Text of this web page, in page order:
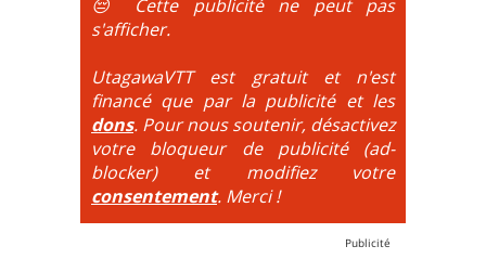
DH / Gravity : Seule la descente se passe sur le vélo.
La montée est faite via navette ou remontée
mécanique. La difficulté de la descente est indiquée
par des couleurs lorsqu'il s'agit de bikeparks. Vélo
tout suspendu et protections du corps obligatoires.
😔 Cette publicité ne peut pas
s'afficher.
UtagawaVTT est gratuit et n'est
financé que par la publicité et les
dons. Pour nous soutenir, désactivez
votre bloqueur de publicité (ad-
blocker) et modifiez votre
consentement. Merci !